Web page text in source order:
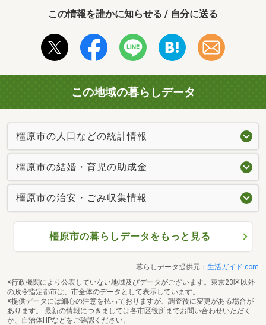
この情報を誰かに知らせる / 自分に送る
この地域の暮らしデータ
橿原市の人口などの統計情報
橿原市の結婚・育児の助成金
橿原市の治安・ごみ収集情報
橿原市の暮らしデータをもっと見る
暮らしデータ提供元： 生活ガイド.com
※行政機関により公表していない地域及びデータがございます。東京23区以外
の政令指定都市は、市全体のデータとして表示しています。
※提供データには細心の注意を払っておりますが、調査後に変更がある場合が
あります。 最新の情報につきましては各市区役所までお問い合わせいただく
か、自治体HPなどをご確認ください。